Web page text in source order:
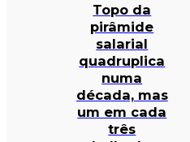
Topo da
pirâmide
salarial
quadruplica
numa
década, mas
um em cada
três